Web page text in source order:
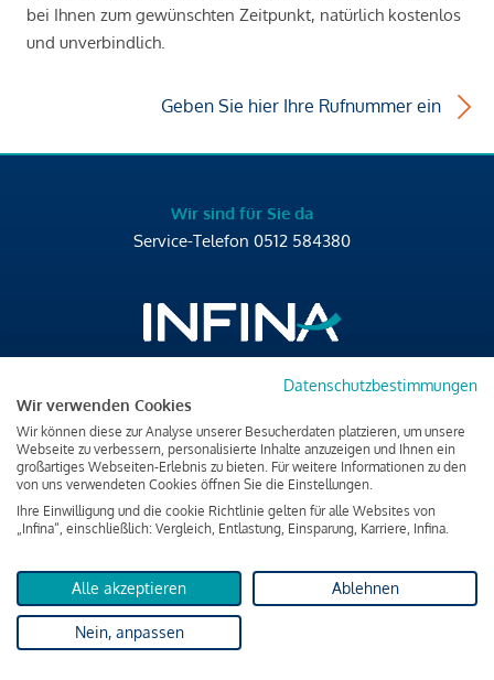
bei Ihnen zum gewünschten Zeitpunkt, natürlich kostenlos
und unverbindlich.
Geben Sie hier Ihre Rufnummer ein
Wir sind für Sie da
Service-Telefon 0512 584380
Brixner Straße 2/4
6020 Innsbruck
T+43 512 584380
office@infina.at
Impressum
Datenschutz & Cookies
Datenschutzbestimmungen
Wir verwenden Cookies
Wir können diese zur Analyse unserer Besucherdaten platzieren, um unsere
Webseite zu verbessern, personalisierte Inhalte anzuzeigen und Ihnen ein
großartiges Webseiten-Erlebnis zu bieten. Für weitere Informationen zu den
von uns verwendeten Cookies öffnen Sie die Einstellungen.
Ihre Einwilligung und die cookie Richtlinie gelten für alle Websites von
„Infina“, einschließlich: Vergleich, Entlastung, Einsparung, Karriere, Infina.
Alle akzeptieren Ablehnen
Nein, anpassen